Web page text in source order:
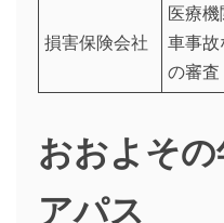
損害保険会社
医療
車事故
の審査
おおよそ
アパス